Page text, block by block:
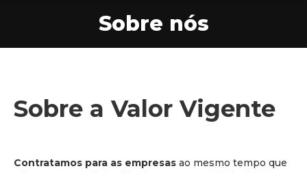
Sobre nós
You are here:
Sobre a Valor Vigente
Contratamos para as empresas ao mesmo tempo que